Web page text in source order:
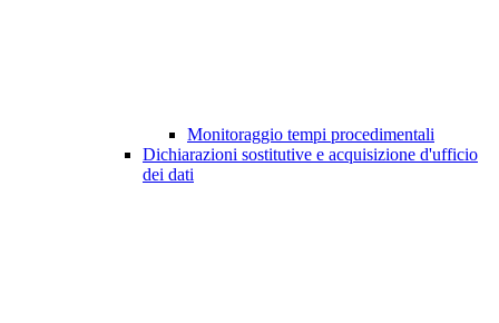
Monitoraggio tempi procedimentali
Dichiarazioni sostitutive e acquisizione d'ufficio
dei dati